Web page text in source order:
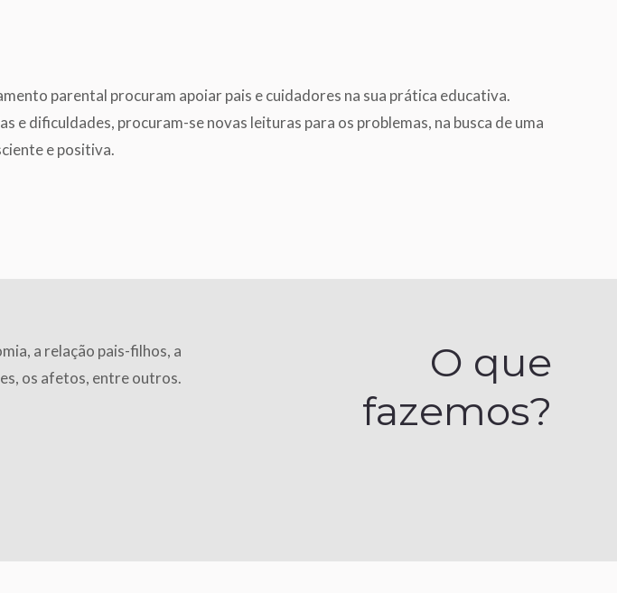
parental procuram apoiar pais e cuidadores na sua prática educativa.
e dificuldades, procuram-se novas leituras para os problemas, na busca de uma
e positiva.
a relação pais-filhos, a
os afetos, entre outros.
O que
fazemos?